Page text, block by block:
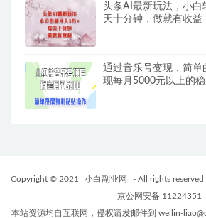
头条AI最新玩法，小白
天十分钟，做就有收益
通过音乐号变现，简单
现每月5000元以上的
Copyright © 2021 小白副业网 - All rights reserved
京公网安备 11224351
本站资源均自互联网，侵权请发邮件到 weilin-